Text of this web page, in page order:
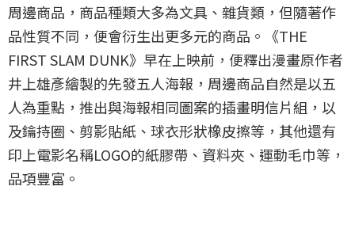
周邊商品，商品種類大多為文具、雜貨類，但隨著作
品性質不同，便會衍生出更多元的商品。《THE
FIRST SLAM DUNK》早在上映前，便釋出漫畫原作者
井上雄彥繪製的先發五人海報，周邊商品自然是以五
人為重點，推出與海報相同圖案的插畫明信片組，以
及鑰持圈、剪影貼紙、球衣形狀橡皮擦等，其他還有
印上電影名稱LOGO的紙膠帶、資料夾、運動毛巾等，
品項豐富。